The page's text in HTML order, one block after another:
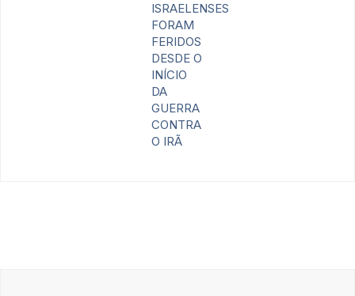
ISRAELENSES
FORAM
FERIDOS
DESDE O
INÍCIO
DA
GUERRA
CONTRA
O IRÃ